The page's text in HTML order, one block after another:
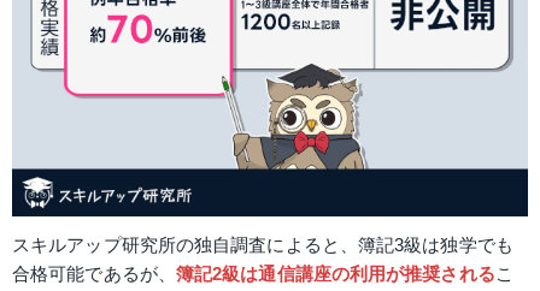
スキルアップ研究所の独自調査によると、簿記3級は独学でも
合格可能であるが、 簿記2級は通信講座の利用が推奨されるこ